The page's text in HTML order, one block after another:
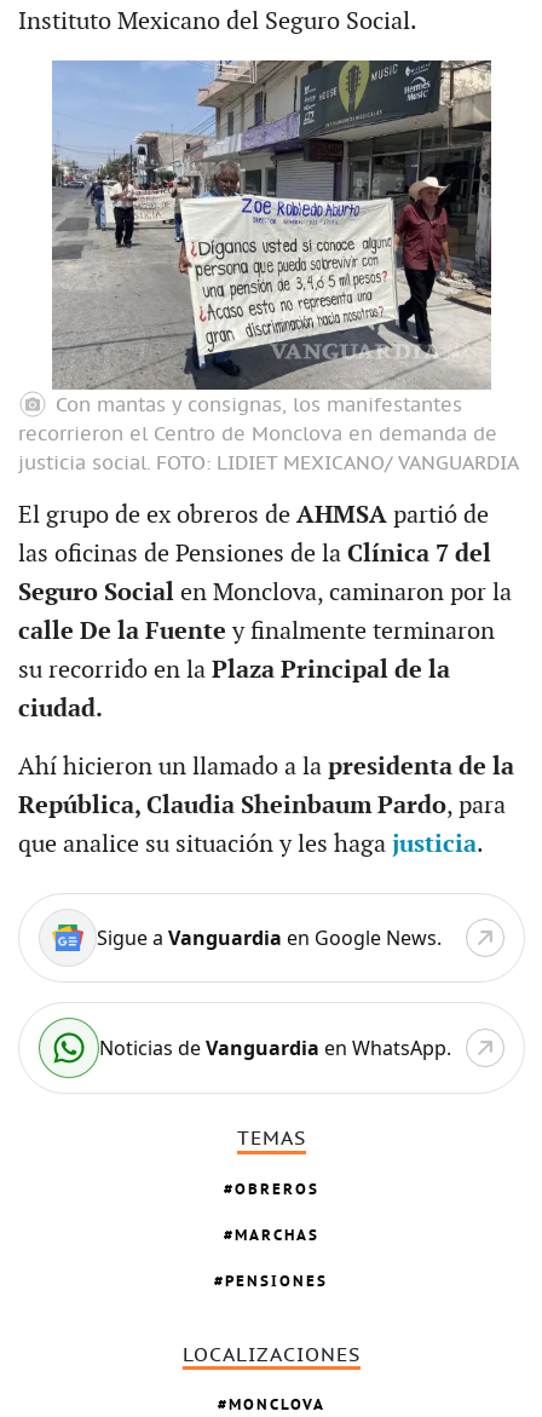
Instituto Mexicano del Seguro Social.
Con mantas y consignas, los manifestantes
recorrieron el Centro de Monclova en demanda de
justicia social. FOTO: LIDIET MEXICANO/ VANGUARDIA
El grupo de ex obreros de AHMSA partió de
las oficinas de Pensiones de la Clínica 7 del
Seguro Socialen Monclova, caminaron por la
calle De la Fuente y finalmente terminaron
su recorrido en la Plaza Principal de la
ciudad.
Ahí hicieron un llamado a lapresidenta de la
República, Claudia Sheinbaum Pardo, para
que analice su situación y les haga justicia.
Sigue a Vanguardia en Google News.
Noticias deVanguardia en WhatsApp.
TEMAS
OBREROS
MARCHAS
PENSIONES
LOCALIZACIONES
MONCLOVA